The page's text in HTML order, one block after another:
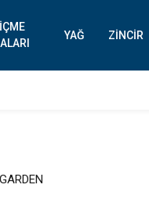
YAĞ ZİNCİR